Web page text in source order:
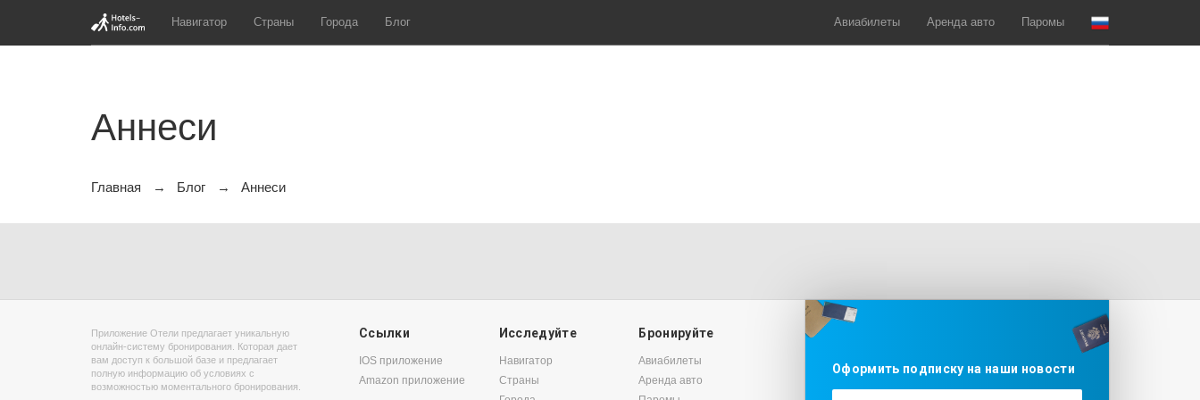
Навигатор Страны Города Блог Авиабилеты Аренда авто Паромы
Аннеси
Главная Блог Аннеси
Приложение Отели предлагает уникальную
онлайн-систему бронирования. Которая дает
вам доступ к большой базе и предлагает
полную информацию об условиях с
возможностью моментального бронирования.
Ссылки
IOS приложение
Amazon приложение
Исследуйте
Навигатор
Страны
Бронируйте
Авиабилеты
Аренда авто
Оформить подписку на наши новости